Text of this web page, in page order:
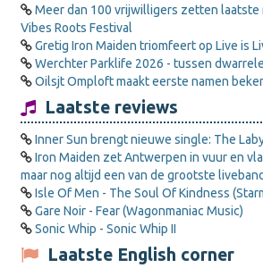
Meer dan 100 vrijwilligers zetten laatste
Vibes Roots Festival
Gretig Iron Maiden triomfeert op Live is
Werchter Parklife 2026 - tussen
Oilsjt Omploft maakt eerste namen
Laatste reviews
Inner Sun brengt nieuwe single: The
Iron Maiden zet Antwerpen in vuur en
maar nog altijd een van de grootste
Isle Of Men - The Soul Of Kindness
Gare Noir - Fear (Wagonmaniac Music)
Sonic Whip - Sonic Whip II
Laatste English corner